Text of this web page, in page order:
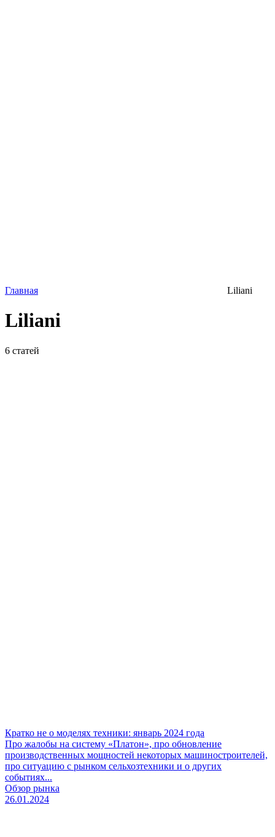
Главная Liliani
Liliani
6 статей
Кратко не о моделях техники: январь 2024 года
Про жалобы на систему «Платон», про обновление
производственных мощностей некоторых машиностроителей,
про ситуацию с рынком сельхозтехники и о других
событиях...
Обзор рынка
26.01.2024